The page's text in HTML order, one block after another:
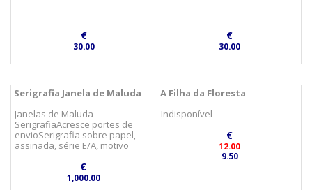
€
30.00
€
30.00
Serigrafia Janela de Maluda
Janelas de Maluda -
SerigrafiaAcresce portes de
envioSerigrafia sobre papel,
assinada, série E/A, motivo
€
1,000.00
A Filha da Floresta
Indisponível
€
12.00
9.50